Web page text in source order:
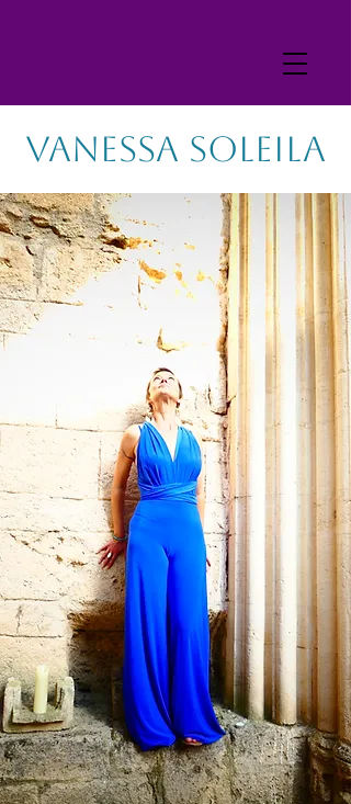
VANESSA SOLEILA